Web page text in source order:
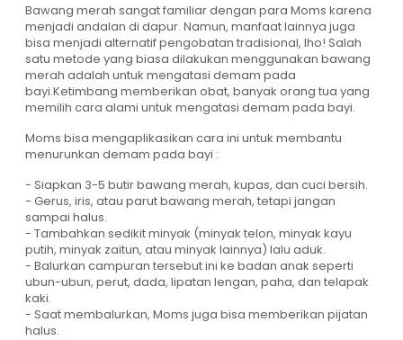
Bawang merah sangat familiar dengan para Moms karena
menjadi andalan di dapur. Namun, manfaat lainnya juga
bisa menjadi alternatif pengobatan tradisional, lho! Salah
satu metode yang biasa dilakukan menggunakan bawang
merah adalah untuk mengatasi demam pada
bayi.Ketimbang memberikan obat, banyak orang tua yang
memilih cara alami untuk mengatasi demam pada bayi.
Moms bisa mengaplikasikan cara ini untuk membantu
menurunkan demam pada bayi :
- Siapkan 3-5 butir bawang merah, kupas, dan cuci bersih.
- Gerus, iris, atau parut bawang merah, tetapi jangan
sampai halus.
- Tambahkan sedikit minyak (minyak telon, minyak kayu
putih, minyak zaitun, atau minyak lainnya) lalu aduk.
- Balurkan campuran tersebut ini ke badan anak seperti
ubun-ubun, perut, dada, lipatan lengan, paha, dan telapak
kaki.
- Saat membalurkan, Moms juga bisa memberikan pijatan
halus.